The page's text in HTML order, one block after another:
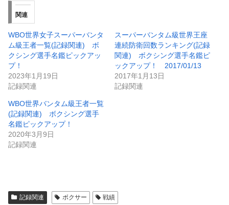
関連
WBO世界女子スーパーバンタ
ム級王者一覧(記録関連) ボ
クシング選手名鑑ピックアッ
プ！
2023年1月19日
記録関連
スーパーバンタム級世界王座
連続防衛回数ランキング(記録
関連) ボクシング選手名鑑ピ
ックアップ！ 2017/01/13
2017年1月13日
記録関連
WBO世界バンタム級王者一覧
(記録関連) ボクシング選手
名鑑ピックアップ！
2020年3月9日
記録関連
記録関連 ボクサー 戦績